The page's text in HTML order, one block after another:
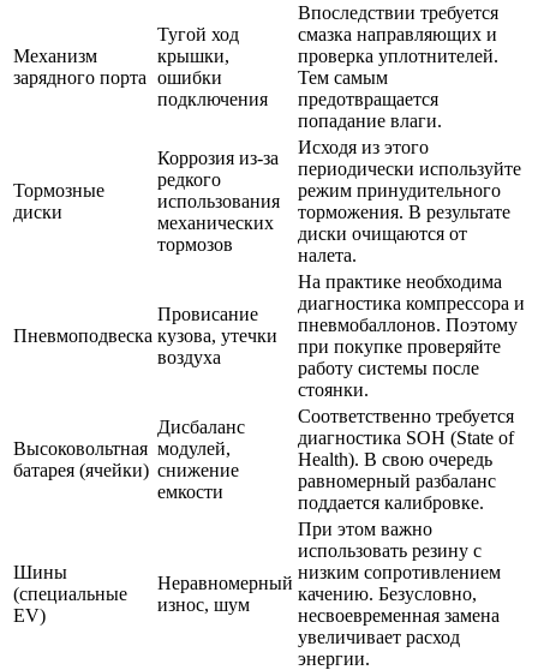
Механизм
зарядного порта
Тугой ход
крышки,
ошибки
подключения
Впоследствии требуется
смазка направляющих и
проверка уплотнителей.
Тем самым
предотвращается
попадание влаги.
Тормозные
диски
Коррозия из-за
редкого
использования
механических
тормозов
Исходя из этого
периодически используйте
режим принудительного
торможения. В результате
диски очищаются от
налета.
Пневмоподвеска
Провисание
кузова, утечки
воздуха
На практике необходима
диагностика компрессора и
пневмобаллонов. Поэтому
при покупке проверяйте
работу системы после
стоянки.
Высоковольтная
батарея (ячейки)
Дисбаланс
модулей,
снижение
емкости
Соответственно требуется
диагностика SOH (State of
Health). В свою очередь
равномерный разбаланс
поддается калибровке.
Шины
(специальные
EV)
Неравномерный
износ, шум
При этом важно
использовать резину с
низким сопротивлением
качению. Безусловно,
несвоевременная замена
увеличивает расход
энергии.